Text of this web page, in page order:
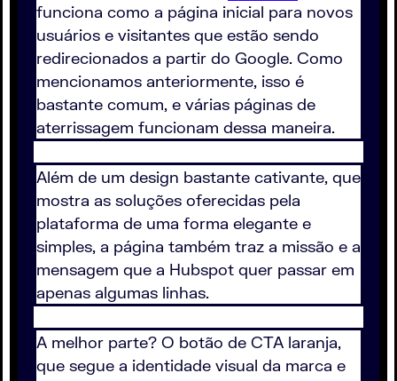
funciona como a página inicial para novos
usuários e visitantes que estão sendo
redirecionados a partir do Google. Como
mencionamos anteriormente, isso é
bastante comum, e várias páginas de
aterrissagem funcionam dessa maneira.
Além de um design bastante cativante, que
mostra as soluções oferecidas pela
plataforma de uma forma elegante e
simples, a página também traz a missão e a
mensagem que a Hubspot quer passar em
apenas algumas linhas.
A melhor parte? O botão de CTA laranja,
que segue a identidade visual da marca e